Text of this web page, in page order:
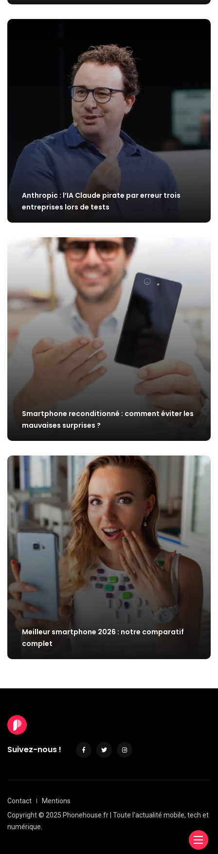
Anthropic : l’IA Claude pirate par erreur trois
entreprises lors de tests
Smartphone reconditionné : comment éviter les
mauvaises surprises ?
Meilleur smartphone 2026 : notre comparatif
complet
Suivez-nous !
Contact
Mentions
Copyright © 2025 Phonehouse.fr | Toute l'actualité mobile, tech et
numérique.